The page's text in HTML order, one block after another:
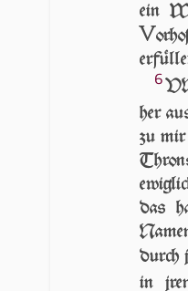
ein
V
6
her
zu
das
durch
in